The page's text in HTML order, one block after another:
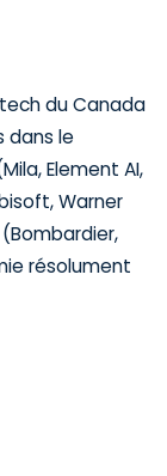
du Canada
dans le
Element AI,
Warner
résolument